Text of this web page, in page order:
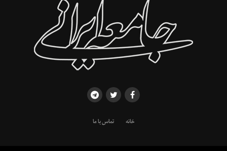
خانه تماس با ما